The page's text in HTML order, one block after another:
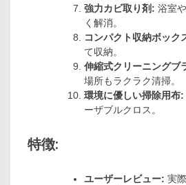
強力カビ取り剤: 浴室
く解消。
コンパクト収納ボック
て収納。
伸縮式クリーニングブ
場所もラクラク清掃。
環境に優しい掃除用布:
ーザブルクロス。
特徴:
ユーザーレビュー: 実